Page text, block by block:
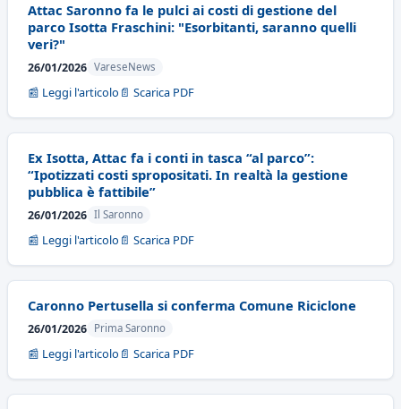
Attac Saronno fa le pulci ai costi di gestione del
parco Isotta Fraschini: "Esorbitanti, saranno quelli
veri?"
26/01/2026 VareseNews
📰 Leggi l'articolo 📄 Scarica PDF
Ex Isotta, Attac fa i conti in tasca “al parco”:
“Ipotizzati costi spropositati. In realtà la gestione
pubblica è fattibile”
26/01/2026 Il Saronno
📰 Leggi l'articolo 📄 Scarica PDF
Caronno Pertusella si conferma Comune Riciclone
26/01/2026 Prima Saronno
📰 Leggi l'articolo 📄 Scarica PDF